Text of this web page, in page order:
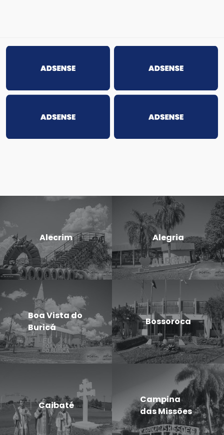
Alecrim Alegria
Boa Vista do
Buricá
Bossoroca
Caibaté
Campina
das Missões